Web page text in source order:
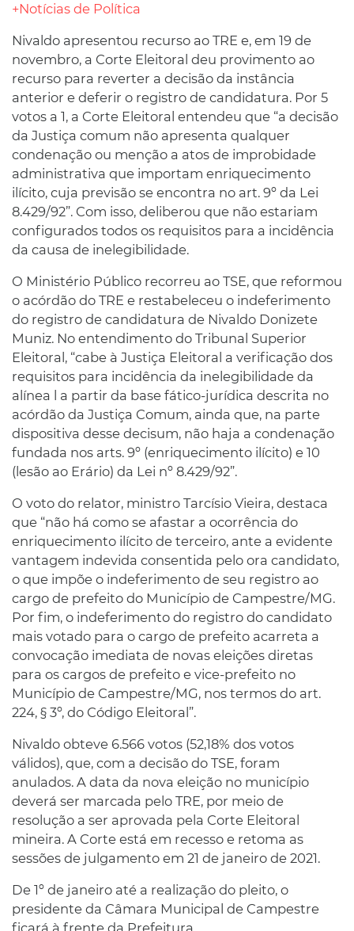
+Notícias de Política
Nivaldo apresentou recurso ao TRE e, em 19 de
novembro, a Corte Eleitoral deu provimento ao
recurso para reverter a decisão da instância
anterior e deferir o registro de candidatura. Por 5
votos a 1, a Corte Eleitoral entendeu que “a decisão
da Justiça comum não apresenta qualquer
condenação ou menção a atos de improbidade
administrativa que importam enriquecimento
ilícito, cuja previsão se encontra no art. 9º da Lei
8.429/92”. Com isso, deliberou que não estariam
configurados todos os requisitos para a incidência
da causa de inelegibilidade.
O Ministério Público recorreu ao TSE, que reformou
o acórdão do TRE e restabeleceu o indeferimento
do registro de candidatura de Nivaldo Donizete
Muniz. No entendimento do Tribunal Superior
Eleitoral, “cabe à Justiça Eleitoral a verificação dos
requisitos para incidência da inelegibilidade da
alínea l a partir da base fático-jurídica descrita no
acórdão da Justiça Comum, ainda que, na parte
dispositiva desse decisum, não haja a condenação
fundada nos arts. 9º (enriquecimento ilícito) e 10
(lesão ao Erário) da Lei nº 8.429/92”.
O voto do relator, ministro Tarcísio Vieira, destaca
que “não há como se afastar a ocorrência do
enriquecimento ilícito de terceiro, ante a evidente
vantagem indevida consentida pelo ora candidato,
o que impõe o indeferimento de seu registro ao
cargo de prefeito do Município de Campestre/MG.
Por fim, o indeferimento do registro do candidato
mais votado para o cargo de prefeito acarreta a
convocação imediata de novas eleições diretas
para os cargos de prefeito e vice-prefeito no
Município de Campestre/MG, nos termos do art.
224, § 3º, do Código Eleitoral”.
Nivaldo obteve 6.566 votos (52,18% dos votos
válidos), que, com a decisão do TSE, foram
anulados. A data da nova eleição no município
deverá ser marcada pelo TRE, por meio de
resolução a ser aprovada pela Corte Eleitoral
mineira. A Corte está em recesso e retoma as
sessões de julgamento em 21 de janeiro de 2021.
De 1º de janeiro até a realização do pleito, o
presidente da Câmara Municipal de Campestre
ficará à frente da Prefeitura.